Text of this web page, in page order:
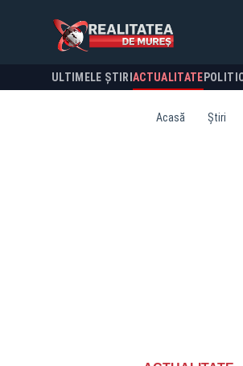
ULTIMELE ȘTIRI ACTUALITATE
Acasă Știri